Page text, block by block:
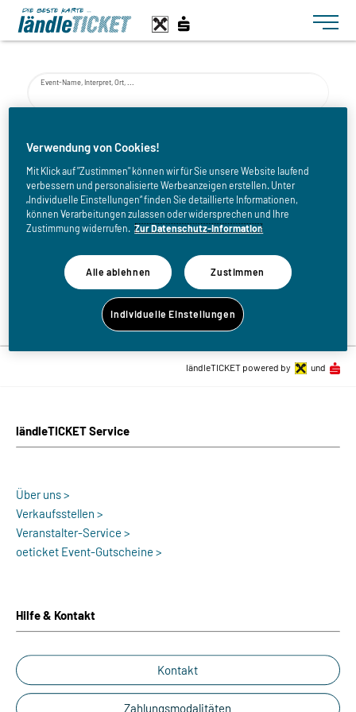
Toggle
Event-Name, Interpret, Ort, ...
bis
Zurück zur Eventliste
ländleTICKET Service
Über uns >
Verkaufsstellen >
Veranstalter-Service >
oeticket Event-Gutscheine >
Hilfe & Kontakt
Kontakt
Zahlungsmodalitäten
ländleTICKET powered by und
Verwendung von Cookies!
Mit Klick auf "Zustimmen" können wir für Sie unsere Website laufend
verbessern und personalisierte Werbeanzeigen erstellen. Unter
„Individuelle Einstellungen“ finden Sie detaillierte Informationen,
können Verarbeitungen zulassen oder widersprechen und Ihre
Zustimmung widerrufen. Zur Datenschutz-Information
Alle ablehnen Zustimmen
Individuelle Einstellungen